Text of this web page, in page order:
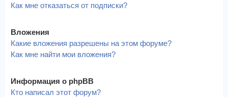
Как мне отказаться от подписки?
Вложения
Какие вложения разрешены на этом форуме?
Как мне найти мои вложения?
Информация о phpBB
Кто написал этот форум?